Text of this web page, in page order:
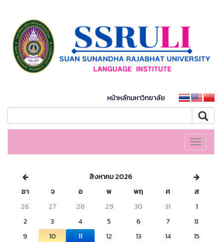
หน้าหลักมหาวิทยาลัย
Toggle
สิงหาคม 2026
อา
จ อ พ พฤ ศ
ส
26
27 28 29 30 31
1
2
3 4 5 6 7
8
9
10 11 12 13 14
15